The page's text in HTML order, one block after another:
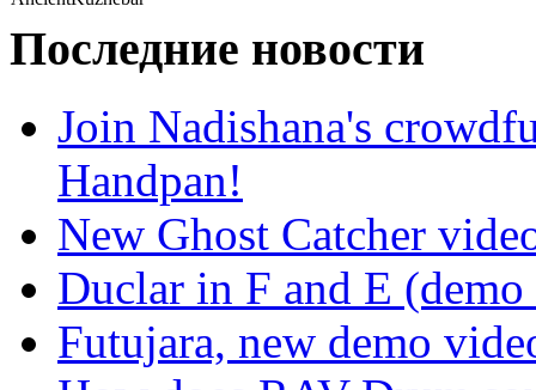
Последние новости
Join Nadishana's
Handpan!
New Ghost Catcher
Duclar in F and E
Futujara, new demo